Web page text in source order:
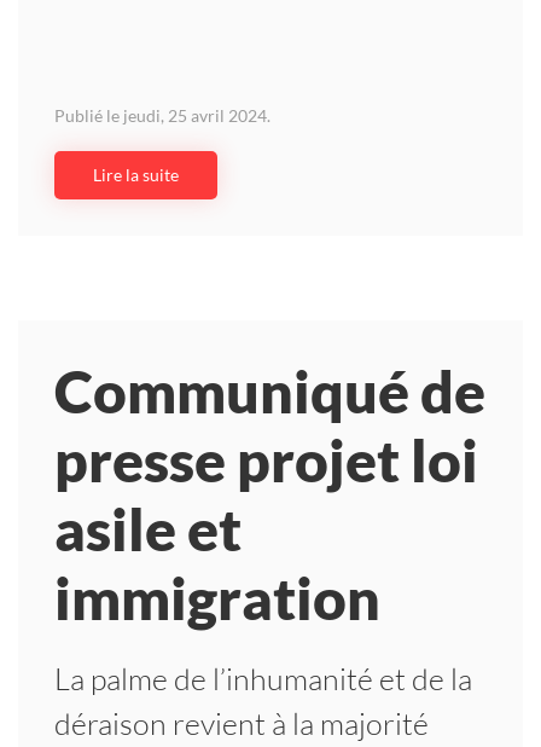
Publié le jeudi, 25 avril 2024.
Lire la suite
Communiqué de
presse projet loi
asile et
immigration
La palme de l’inhumanité et de la
déraison revient à la majorité